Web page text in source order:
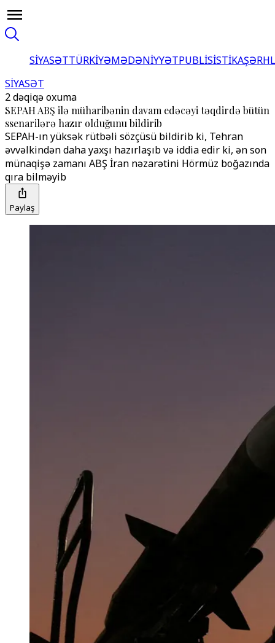
SİYASƏTTÜRKİYƏMƏDƏNİYYƏTPUBLİSİSTİKA
SİYASƏT
2 dəqiqə oxuma
SEPAH ABŞ ilə müharibənin davam edəcəyi təqdirdə bütün
ssenarilərə hazır olduğunu bildirib
SEPAH-ın yüksək rütbəli sözçüsü bildirib ki, Tehran
əvvəlkindən daha yaxşı hazırlaşıb və iddia edir ki, ən son
münaqişə zamanı ABŞ İran nəzarətini Hörmüz boğazında
qıra bilməyib
Paylaş